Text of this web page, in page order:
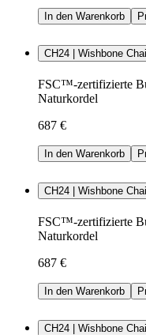
In den Warenkorb
CH24 | Wishbone
FSC™-zertifizierte
Naturkordel
687 €
In den Warenkorb
CH24 | Wishbone
FSC™-zertifizierte
Naturkordel
687 €
In den Warenkorb
CH24 | Wishbone